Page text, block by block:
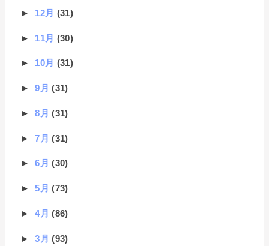
► 12月 (31)
► 11月 (30)
► 10月 (31)
►9月(31)
►8月(31)
►7月(31)
►6月(30)
►5月(73)
►4月(86)
►3月(93)